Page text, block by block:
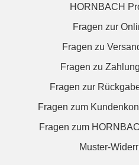
HORNBACH
Fragen zur
Fragen zu
Fragen zu
Fragen zur
Fragen zum
Fragen zum
Muster-